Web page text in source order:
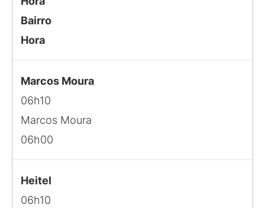
Bairro
Hora
Marcos Moura
06h10
Marcos Moura
06h00
Heitel
06h10